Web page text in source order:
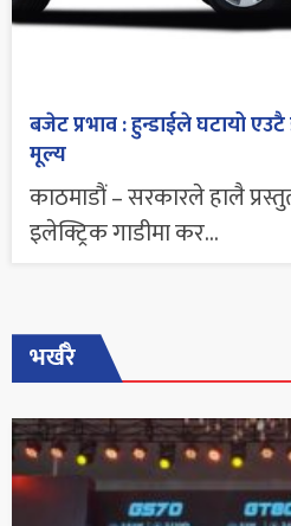
बजेट प्रभाव : हुन्डाईले घटायो
मूल्य
काठमाडौं – सरकारले हालै
इलेक्ट्रिक गाडीमा कर...
भर्खरै